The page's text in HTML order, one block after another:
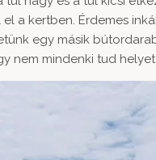
a kertben. Érdemes
egy másik
nem mindenki tud